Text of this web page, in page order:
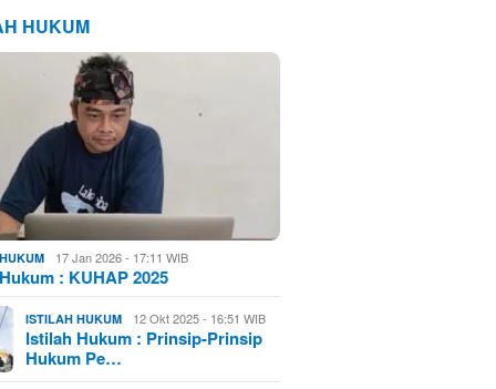
HUKUM
17 Jan 2026 - 17:11 WIB
: KUHAP 2025
ISTILAH HUKUM 12 Okt 2025 - 16:51 WIB
Istilah Hukum : Prinsip-Prinsip
Hukum Pe…